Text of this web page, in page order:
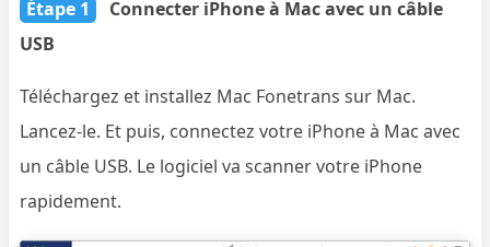
Étape 1
Connecter iPhone à Mac avec un câble
USB
Téléchargez et installez Mac Fonetrans sur Mac.
Lancez-le. Et puis, connectez votre iPhone à Mac avec
un câble USB. Le logiciel va scanner votre iPhone
rapidement.